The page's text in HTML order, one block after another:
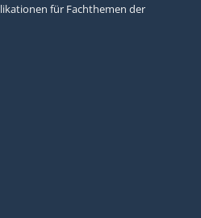
für Fachthemen der